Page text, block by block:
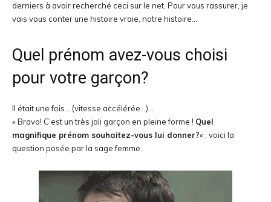
derniers à avoir recherché ceci sur le net. Pour vous rassurer, je
vais vous conter une histoire vraie, notre histoire…
Quel prénom avez-vous choisi
pour votre garçon?
Il était une fois… (vitesse accélérée…)…
« Bravo! C’est un très joli garçon en pleine forme ! Quel
magnifique prénom souhaitez-vous lui donner?« , voici la
question posée par la sage femme.